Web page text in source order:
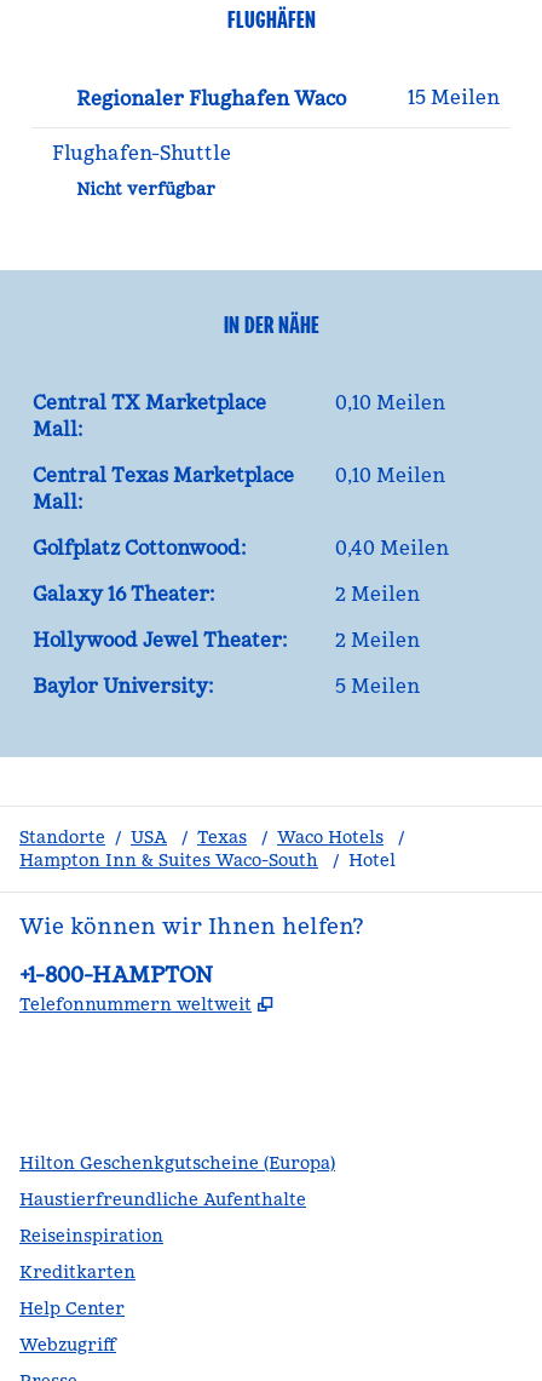
FLUGHÄFEN
Regionaler Flughafen Waco 15 Meilen
Flughafen-Shuttle
Nicht verfügbar
IN DER NÄHE
Central TX Marketplace
Mall:
0,10 Meilen
Central Texas Marketplace
Mall:
0,10 Meilen
Golfplatz Cottonwood:
0,40 Meilen
Galaxy 16 Theater:
2 Meilen
Hollywood Jewel Theater:
2 Meilen
Baylor University:
5 Meilen
Standorte / USA / Texas / Waco Hotels
/
Hampton Inn & Suites Waco-South
/ Hotel
Wie können wir Ihnen helfen?
Telefon:
+1-800-HAMPTON
Telefonnummern weltweit ,
Hilton Geschenkgutscheine (Europa)
Haustierfreundliche Aufenthalte
Reiseinspiration
Kreditkarten
Help Center
Webzugriff